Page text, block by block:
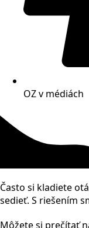
OZ v médiách
Často si kladiete
sedieť. S riešením
Môžete si prečítať